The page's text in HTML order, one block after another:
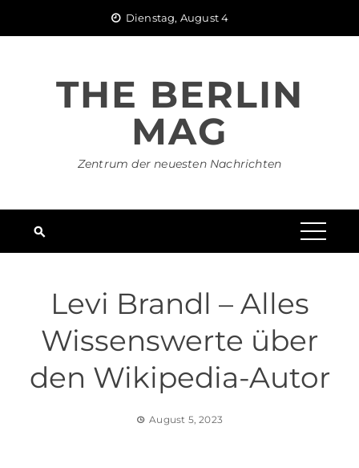
Dienstag, August 4
THE BERLIN
MAG
Zentrum der neuesten Nachrichten
Levi Brandl – Alles
Wissenswerte über
den Wikipedia-Autor
August 5, 2023